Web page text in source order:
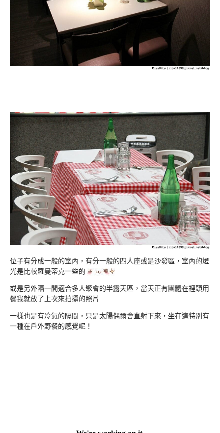
位子有分成一般的室內，有分一般的四人座或是沙發區，室內的燈
光是比較羅曼蒂克一些的
或是另外隔一間適合多人聚會的半露天區，當天正有團體在裡頭用
餐我就放了上次來拍攝的照片
一樣也是有冷氣的隔間，只是太陽偶爾會直射下來，坐在這特別有
一種在戶外野餐的感覺呢！